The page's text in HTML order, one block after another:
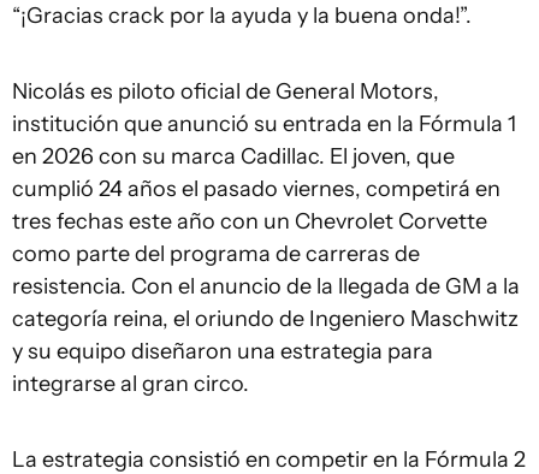
“¡Gracias crack por la ayuda y la buena onda!”.
Nicolás es piloto oficial de General Motors,
institución que anunció su entrada en la Fórmula 1
en 2026 con su marca Cadillac. El joven, que
cumplió 24 años el pasado viernes, competirá en
tres fechas este año con un Chevrolet Corvette
como parte del programa de carreras de
resistencia. Con el anuncio de la llegada de GM a la
categoría reina, el oriundo de Ingeniero Maschwitz
y su equipo diseñaron una estrategia para
integrarse al gran circo.
La estrategia consistió en competir en la Fórmula 2